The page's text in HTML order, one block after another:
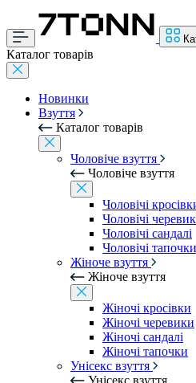
Каталог товарів
Новинки
Взуття
Каталог товарів
Чоловіче взуття
Чоловіче взуття
Чоловічі
Чоловічі
Чоловічі сандалі
Чоловічі тапочки
Жіноче взуття
Жіноче взуття
Жіночі кросівки
Жіночі черевики
Жіночі сандалі
Жіночі тапочки
Унісекс взуття
Унісекс взуття